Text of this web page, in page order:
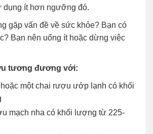
dụng ít hơn ngưỡng đó.
gặp vấn đề về sức khỏe? Bạn có
Bạn nên uống ít hoặc dừng việc
tương đương với:
hoặc một chai rượu ướp lạnh có khối
mạch nha có khối lượng từ 225-